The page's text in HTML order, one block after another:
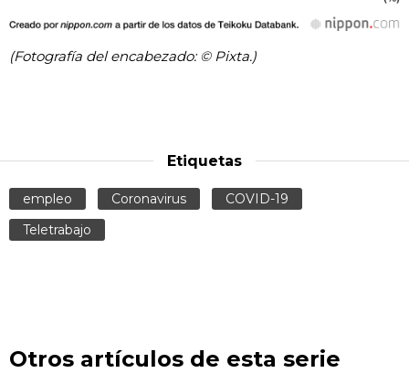
(Fotografía del encabezado: © Pixta.)
Etiquetas
empleo Coronavirus
COVID-19
Teletrabajo
Otros artículos de esta serie